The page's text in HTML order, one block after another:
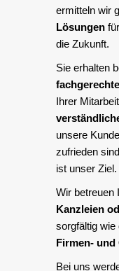
ermitteln wir
Lösungen
die Zukunft.
Sie erhalten
Ihrer
unsere
zufrieden
ist unser Ziel.
Wir betreuen
Kanzleien
sorgfältig wie
Firmen-
Bei uns